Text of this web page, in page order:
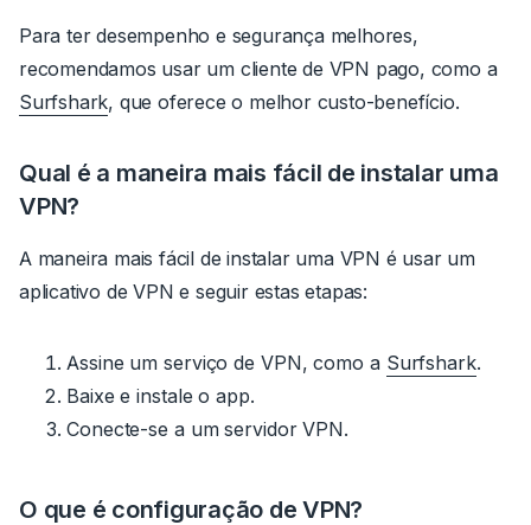
Para ter desempenho e segurança melhores,
recomendamos usar um cliente de VPN pago, como a
Surfshark, que oferece o melhor custo-benefício.
Qual é a maneira mais fácil de instalar uma
VPN?
A maneira mais fácil de instalar uma VPN é usar um
aplicativo de VPN e seguir estas etapas:
Assine um serviço de VPN, como a Surfshark.
Baixe e instale o app.
Conecte-se a um servidor VPN.
O que é configuração de VPN?